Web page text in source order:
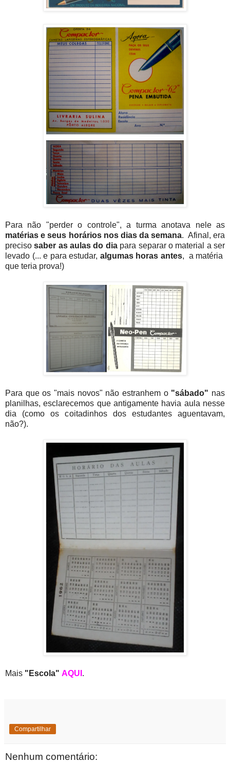
Para não "perder o controle", a turma anotava nele as
matérias e seus horários nos dias da semana. Afinal, era
precisosaber as aulas do diapara separar o material a ser
levado (... e para estudar, algumas horas antes, a matéria
que teria prova!)
Para que os "mais novos" não estranhem o "sábado" nas
planilhas, esclarecemos que antigamente havia aula nesse
dia (como os coitadinhos dos estudantes aguentavam,
não?).
Mais "Escola" AQUI .
Compartilhar
Nenhum comentário: